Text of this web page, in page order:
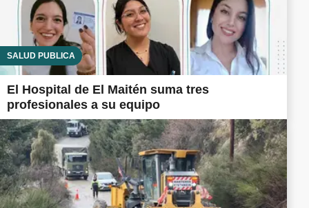
SALUD PÚBLICA
El Hospital de El Maitén suma tres
profesionales a su equipo